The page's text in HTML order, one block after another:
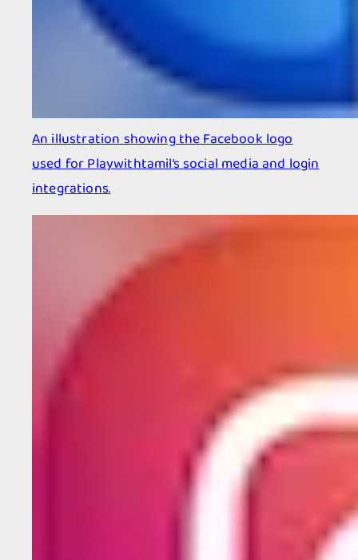
An illustration showing the Facebook logo
used for Playwithtamil’s social media and login
integrations.